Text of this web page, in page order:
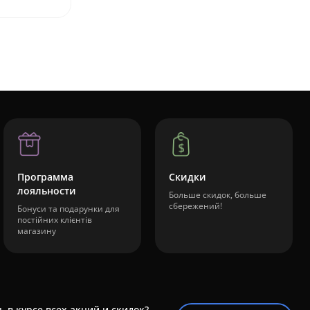
Программа
лояльности
Бонуси та подарунки для
постійних клієнтів
магазину
Скидки
Больше скидок, больше
сбережений!